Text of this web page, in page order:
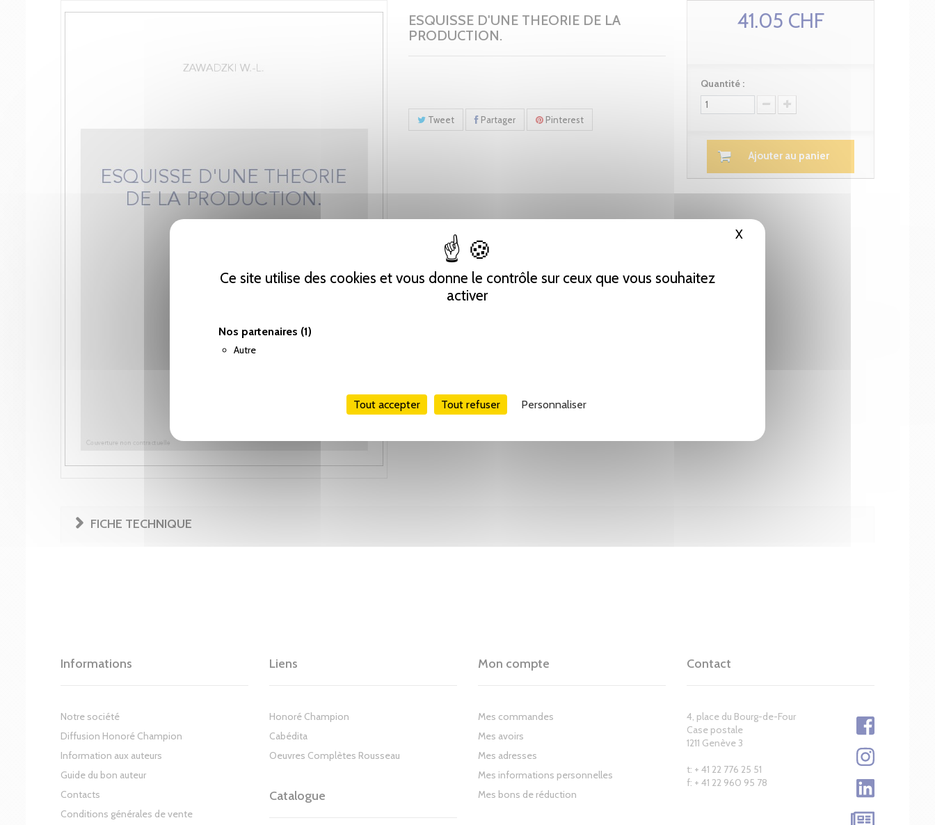
Ce site utilise des cookies et vous donne le contrôle sur ceux que vous souhaitez
activer
Nos partenaires (1)
Autre
Tout accepter Tout refuser Personnaliser
X Masquer le bandeau des cookies
ESQUISSE D'UNE THEORIE DE LA
PRODUCTION.
Tweet Partager Pinterest
41.05 CHF
Quantité :
Ajouter au panier
FICHE TECHNIQUE
Informations
Notre société
Diffusion Honoré Champion
Information aux auteurs
Guide du bon auteur
Contacts
Conditions générales de vente
Liens
Honoré Champion
Cabédita
Oeuvres Complètes Rousseau
Catalogue
Mon compte
Mes commandes
Mes avoirs
Mes adresses
Mes informations personnelles
Mes bons de réduction
Contact
4, place du Bourg-de-Four
Case postale
1211 Genève 3
t: + 41 22 776 25 51
f: + 41 22 960 95 78